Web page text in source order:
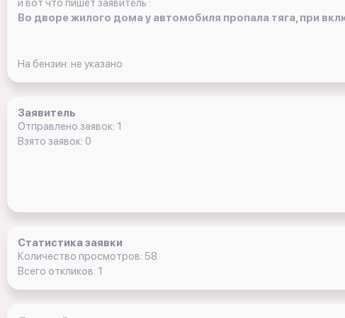
и вот что пишет заявитель :
Во дворе жилого дома у автомобиля пропала тяга, при
На бензин: не указано
Заявитель
Отправлено заявок: 1
Взято заявок: 0
Статистика заявки
Количество просмотров: 58
Всего откликов: 1